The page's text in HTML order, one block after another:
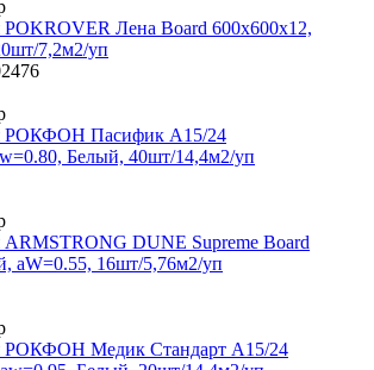
POKROVER Лена Board 600x600x12,
7,2м2/уп
РОКФОН Пасифик A15/24
Белый, 40шт/14,4м2/уп
ARMSTRONG DUNE Supreme Board
aW=0.55, 16шт/5,76м2/уп
РОКФОН Медик Стандарт A15/24